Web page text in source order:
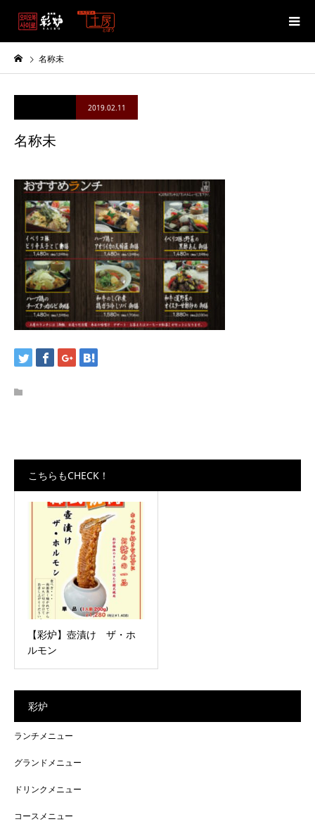
名称未
2019.02.11
名称未
こちらもCHECK！
【彩炉】壺漬け ザ・ホ
ルモン
彩炉
ランチメニュー
グランドメニュー
ドリンクメニュー
コースメニュー